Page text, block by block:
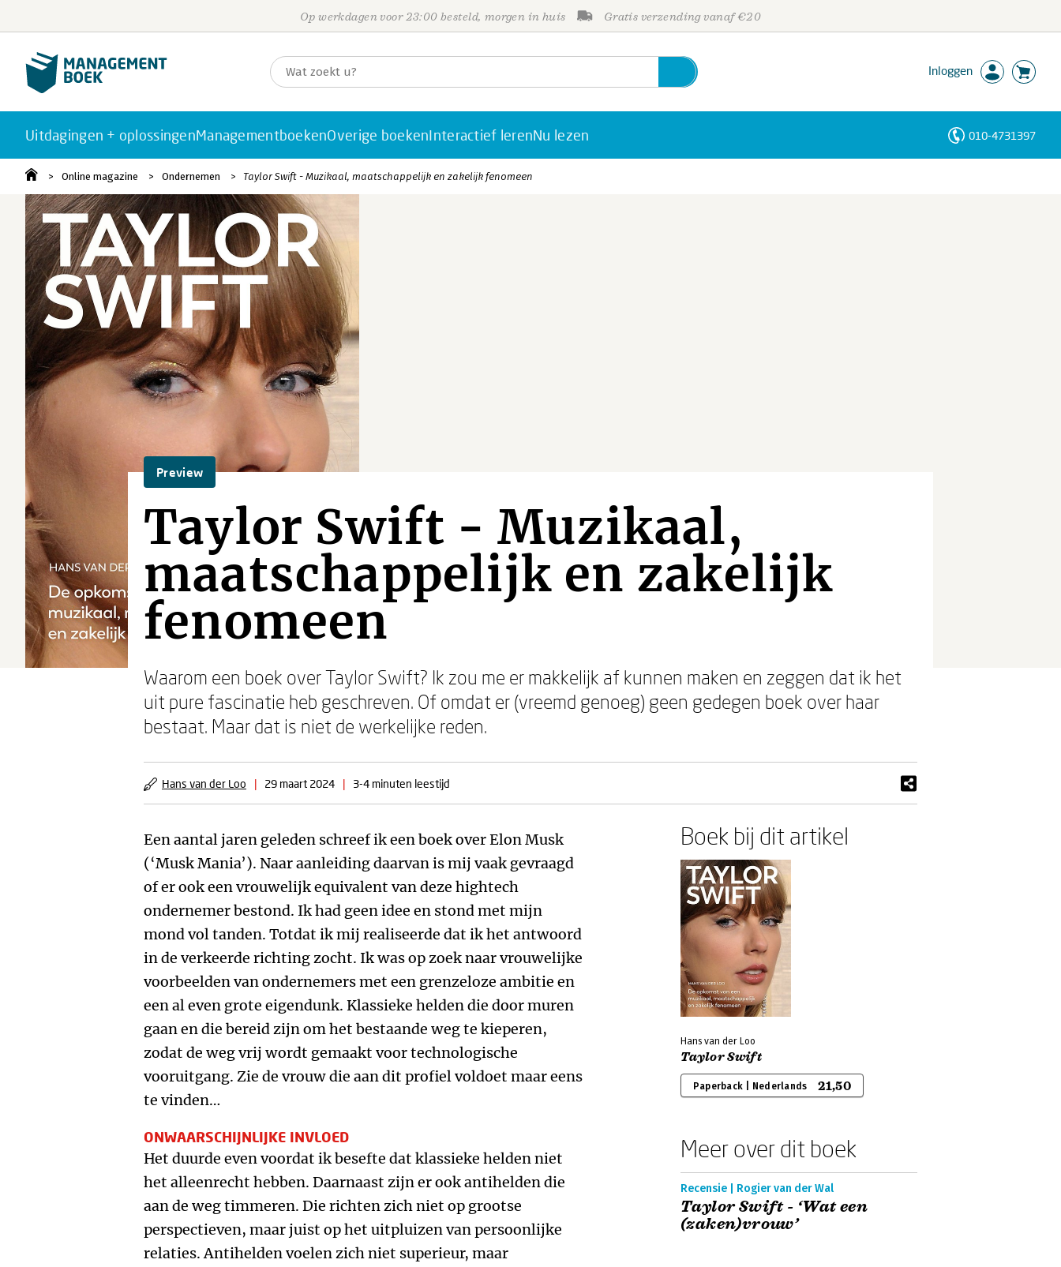
Op werkdagen voor 23:00 besteld, morgen in huis Gratis verzending vanaf €20
Inloggen
Uitdagingen + oplossingenManagementboekenOverige boekenInteractief lerenNu lezen 010-4731397
Online magazine Ondernemen Taylor Swift - Muzikaal, maatschappelijk en zakelijk fenomeen
Preview
Taylor Swift - Muzikaal,
maatschappelijk en zakelijk
fenomeen
Waarom een boek over Taylor Swift? Ik zou me er makkelijk af kunnen maken en zeggen dat ik het
uit pure fascinatie heb geschreven. Of omdat er (vreemd genoeg) geen gedegen boek over haar
bestaat. Maar dat is niet de werkelijke reden.
Hans van der Loo | 29 maart 2024 | 3-4 minuten leestijd
Een aantal jaren geleden schreef ik een boek over Elon Musk
(‘Musk Mania’). Naar aanleiding daarvan is mij vaak gevraagd
of er ook een vrouwelijk equivalent van deze hightech
ondernemer bestond. Ik had geen idee en stond met mijn
mond vol tanden. Totdat ik mij realiseerde dat ik het antwoord
in de verkeerde richting zocht. Ik was op zoek naar vrouwelijke
voorbeelden van ondernemers met een grenzeloze ambitie en
een al even grote eigendunk. Klassieke helden die door muren
gaan en die bereid zijn om het bestaande weg te kieperen,
zodat de weg vrij wordt gemaakt voor technologische
vooruitgang. Zie de vrouw die aan dit profiel voldoet maar eens
te vinden…
ONWAARSCHIJNLIJKE INVLOED
Het duurde even voordat ik besefte dat klassieke helden niet
het alleenrecht hebben. Daarnaast zijn er ook antihelden die
aan de weg timmeren. Die richten zich niet op grootse
perspectieven, maar juist op het uitpluizen van persoonlijke
relaties. Antihelden voelen zich niet superieur, maar
Boek bij dit artikel
Hans van der Loo
Taylor Swift
Paperback | Nederlands 21,50
Meer over dit boek
Recensie | Rogier van der Wal
Taylor Swift - ‘Wat een
(zaken)vrouw’
Personen